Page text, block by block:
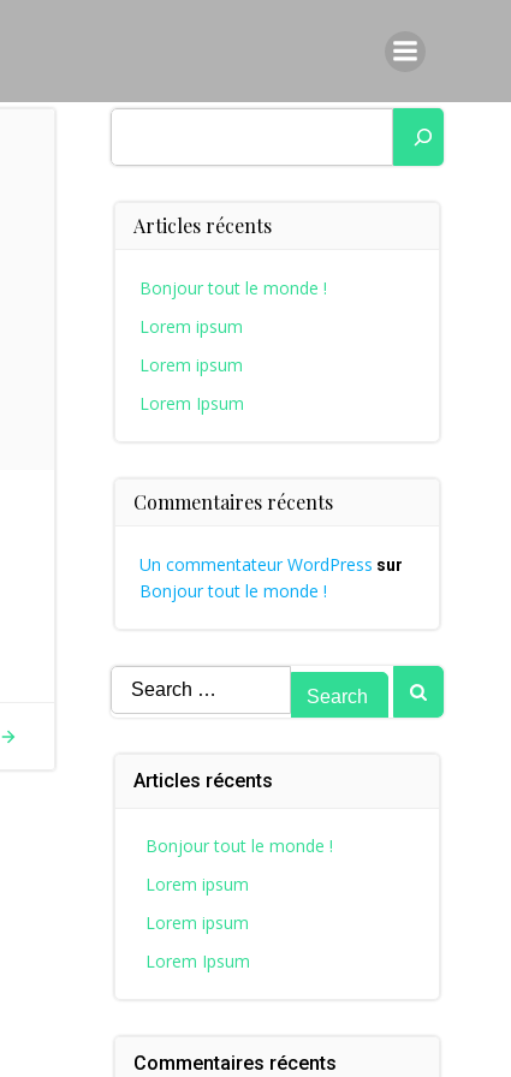
Articles récents
Bonjour tout le monde !
Lorem ipsum
Lorem ipsum
Lorem Ipsum
Commentaires récents
Un commentateur WordPress sur
Bonjour tout le monde !
Search
for:
Articles récents
Bonjour tout le monde !
Lorem ipsum
Lorem ipsum
Lorem Ipsum
Commentaires récents